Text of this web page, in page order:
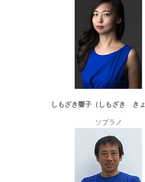
しもざき響子（しもざき きょ
ソプラノ